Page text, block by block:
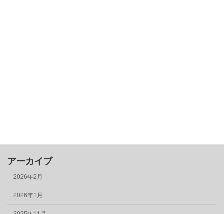
アーカイブ
2026年2月
2026年1月